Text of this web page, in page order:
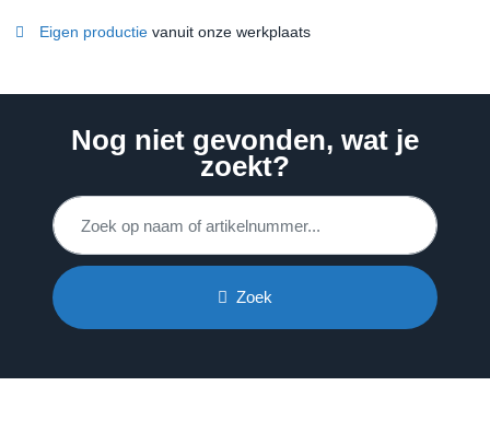
Eigen productie vanuit onze werkplaats
Nog niet gevonden, wat je
zoekt?
Zoek